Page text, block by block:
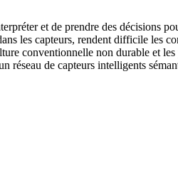
et de prendre des décisions
les capteurs, rendent difficile les
conventionnelle non durable et
réseau de capteurs intelligents